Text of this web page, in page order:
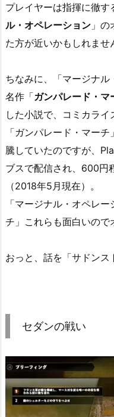
プレイヤーは指揮に徹す
ル・オペレーション 」
た方が近いかもしれませ
ちなみに、「マージナ
名作「ガンパレード・マ
した小説で、コミカライ
「ガンパレード・マー
騰していたのですが、
ブスで配信され、600円
（2018年5月現在）。
「マージナル・オペレ
チ」これらも面白いので
おっと、話を「サドンス
セダンの戦い